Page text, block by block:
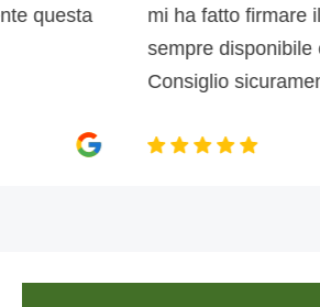
mi ha fatto firmare il
sempre disponibile e
Consiglio sicuramente